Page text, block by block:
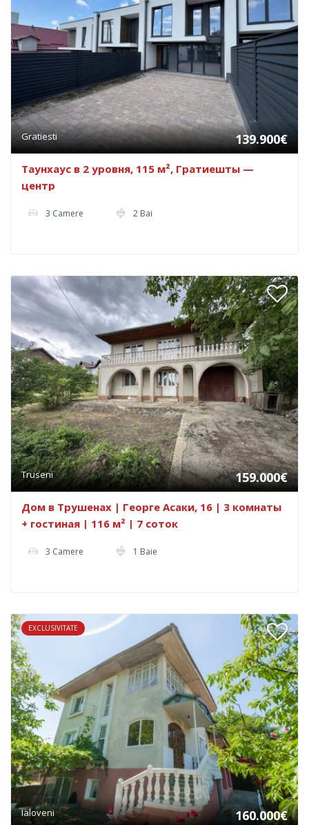
Gratiesti 139.900€
Tаунхаус в 2 уровня, 115 м², Гратиешты —
центр
3 Camere 2 Bai
Truseni 159.000€
Дом в Трушенах | Георге Асаки, 16 | 3 комнаты
+ гостиная | 116 м² | 7 соток
3 Camere 1 Baie
EXCLUSIVITATE
Ialoveni 160.000€